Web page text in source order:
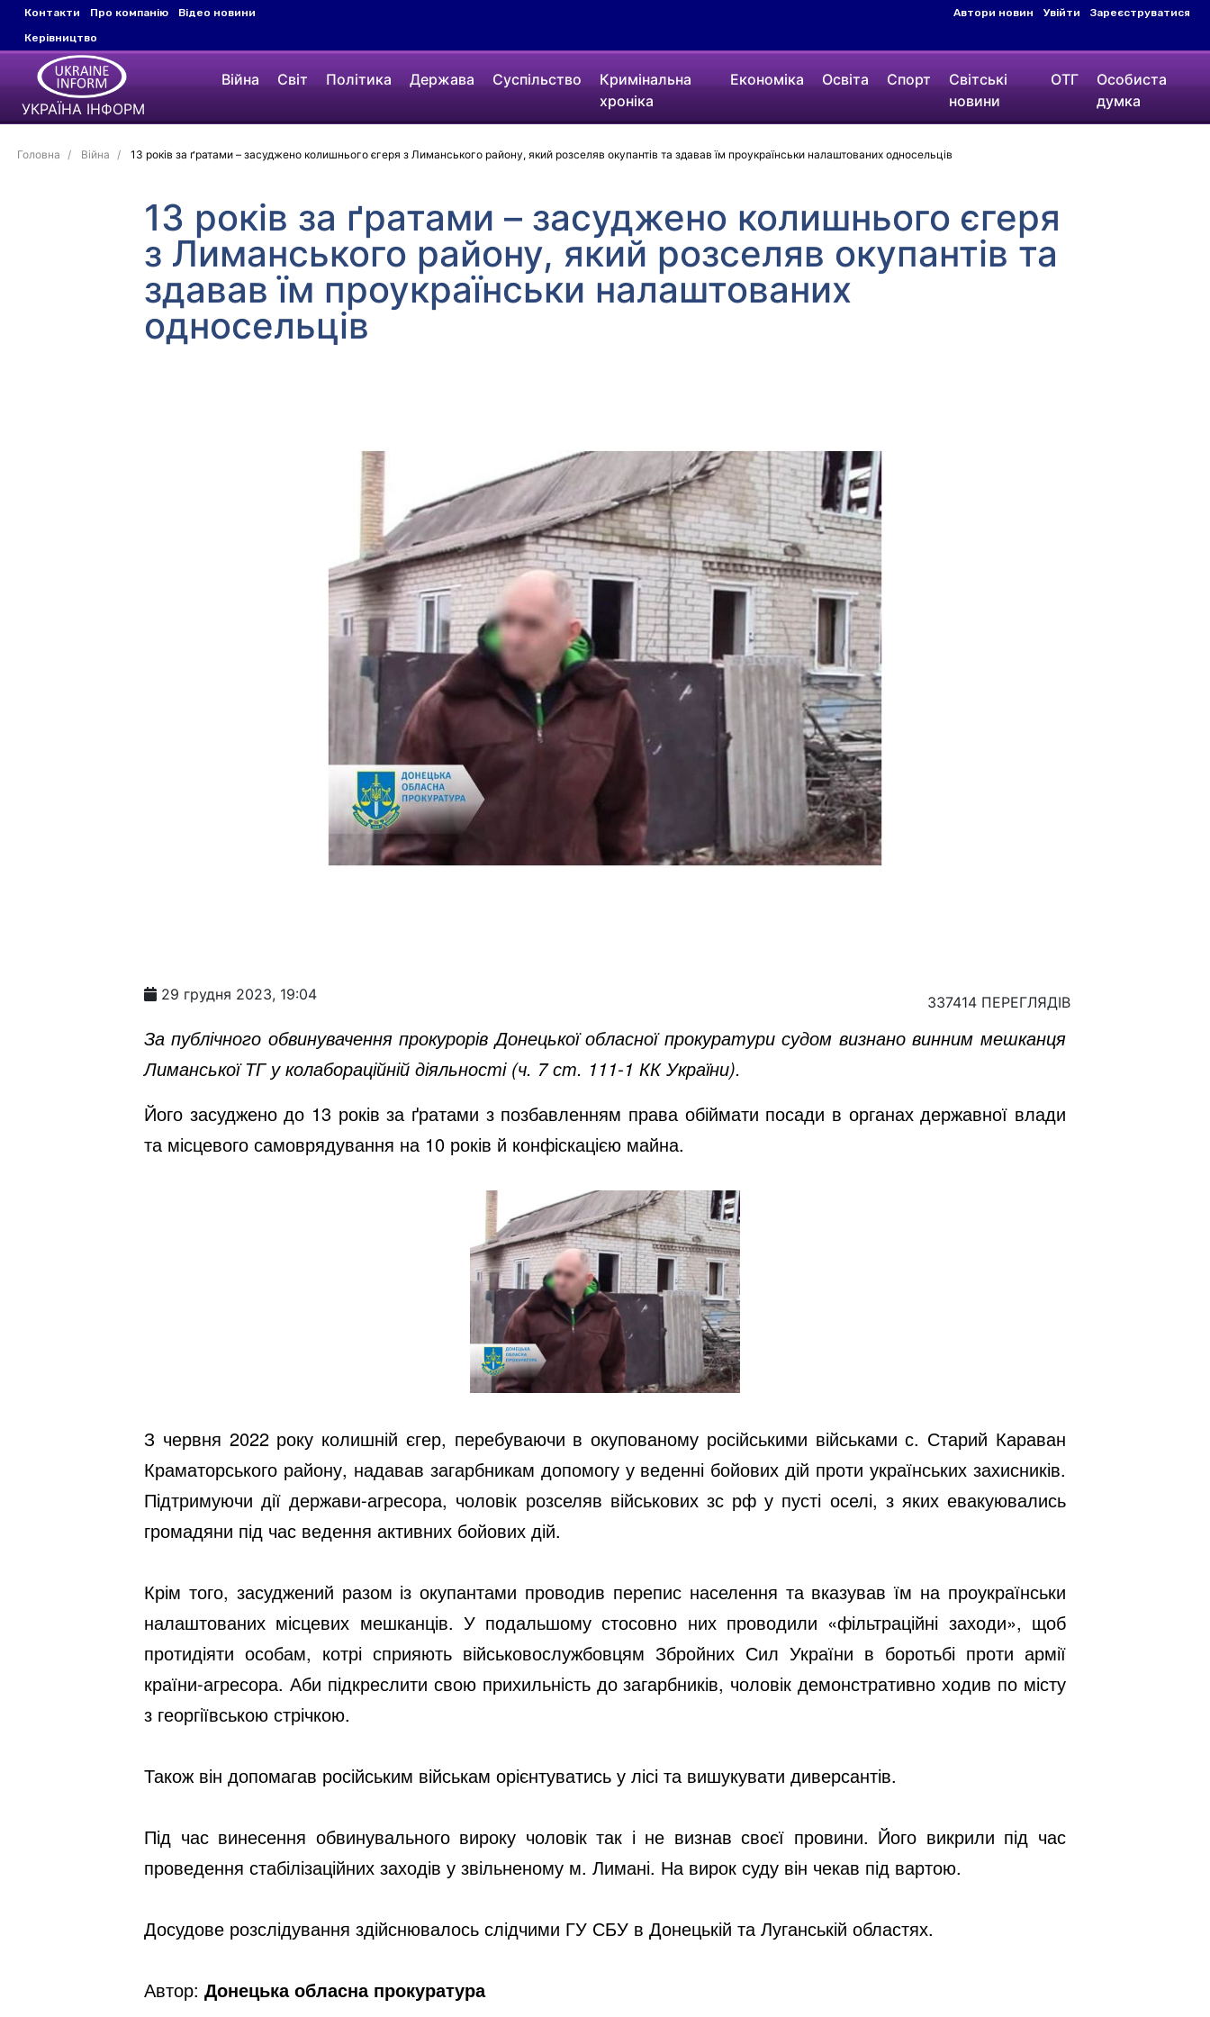
Контакти Про компанію
Відео новини
Керівництво
Автори новин Увійти Зареєструватися
УКРАЇНА ІНФОРМ
Війна Світ Політика Держава Суспільство
Кримінальна
хроніка
Економіка Освіта Спорт
Світські
новини
ОТГ
Особиста
думка
Головна Війна 13 років за ґратами – засуджено колишнього єгеря з Лиманського району, який розселяв окупантів та здавав їм проукраїнськи налаштованих односельців
13 років за ґратами – засуджено колишнього єгеря
з Лиманського району, який розселяв окупантів та
здавав їм проукраїнськи налаштованих
односельців
29 грудня 2023, 19:04 337414 ПЕРЕГЛЯДІВ
За публічного обвинувачення прокурорів Донецької обласної прокуратури судом визнано винним мешканця
Лиманської ТГ у колабораційній діяльності (ч. 7 ст. 111-1 КК України).
Його засуджено до 13 років за ґратами з позбавленням права обіймати посади в органах державної влади
та місцевого самоврядування на 10 років й конфіскацією майна.
З червня 2022 року колишній єгер, перебуваючи в окупованому російськими військами с. Старий Караван
Краматорського району, надавав загарбникам допомогу у веденні бойових дій проти українських захисників.
Підтримуючи дії держави-агресора, чоловік розселяв військових зс рф у пусті оселі, з яких евакуювались
громадяни під час ведення активних бойових дій.
Крім того, засуджений разом із окупантами проводив перепис населення та вказував їм на проукраїнськи
налаштованих місцевих мешканців. У подальшому стосовно них проводили «фільтраційні заходи», щоб
протидіяти особам, котрі сприяють військовослужбовцям Збройних Сил України в боротьбі проти армії
країни-агресора. Аби підкреслити свою прихильність до загарбників, чоловік демонстративно ходив по місту
з георгіївською стрічкою.
Також він допомагав російським військам орієнтуватись у лісі та вишукувати диверсантів.
Під час винесення обвинувального вироку чоловік так і не визнав своєї провини. Його викрили під час
проведення стабілізаційних заходів у звільненому м. Лимані. На вирок суду він чекав під вартою.
Досудове розслідування здійснювалось слідчими ГУ СБУ в Донецькій та Луганській областях.
Автор: Донецька обласна прокуратура